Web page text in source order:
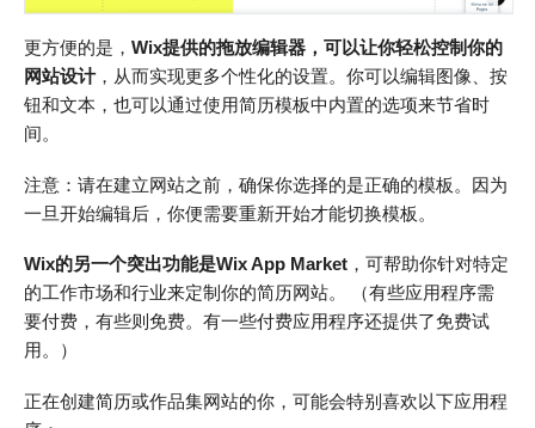
更方便的是， Wix提供的拖放编辑器，可以让你轻松控制你的
网站设计，从而实现更多个性化的设置。你可以编辑图像、按
钮和文本，也可以通过使用简历模板中内置的选项来节省时
间。
注意：请在建立网站之前，确保你选择的是正确的模板。因为
一旦开始编辑后，你便需要重新开始才能切换模板。
Wix的另一个突出功能是Wix App Market ，可帮助你针对特定
的工作市场和行业来定制你的简历网站。 （有些应用程序需
要付费，有些则免费。有一些付费应用程序还提供了免费试
用。）
正在创建简历或作品集网站的你，可能会特别喜欢以下应用程